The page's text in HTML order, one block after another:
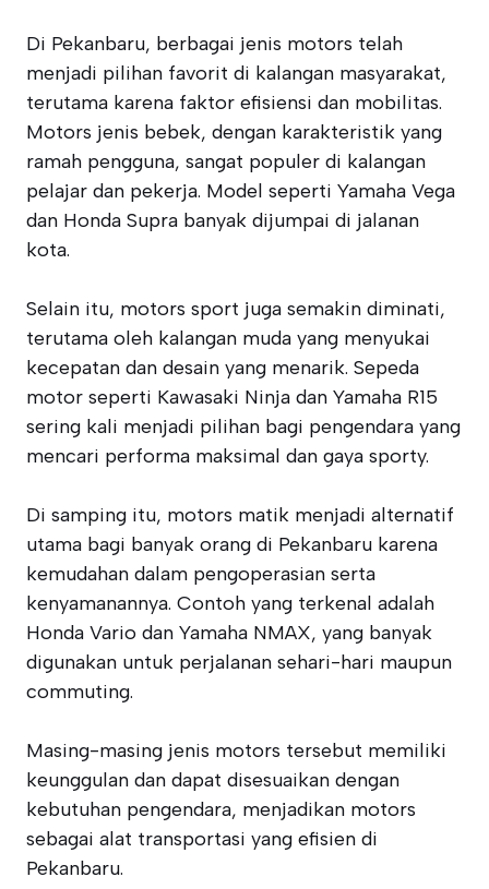
Di Pekanbaru, berbagai jenis motors telah
menjadi pilihan favorit di kalangan masyarakat,
terutama karena faktor efisiensi dan mobilitas.
Motors jenis bebek, dengan karakteristik yang
ramah pengguna, sangat populer di kalangan
pelajar dan pekerja. Model seperti Yamaha Vega
dan Honda Supra banyak dijumpai di jalanan
kota.
Selain itu, motors sport juga semakin diminati,
terutama oleh kalangan muda yang menyukai
kecepatan dan desain yang menarik. Sepeda
motor seperti Kawasaki Ninja dan Yamaha R15
sering kali menjadi pilihan bagi pengendara yang
mencari performa maksimal dan gaya sporty.
Di samping itu, motors matik menjadi alternatif
utama bagi banyak orang di Pekanbaru karena
kemudahan dalam pengoperasian serta
kenyamanannya. Contoh yang terkenal adalah
Honda Vario dan Yamaha NMAX, yang banyak
digunakan untuk perjalanan sehari-hari maupun
commuting.
Masing-masing jenis motors tersebut memiliki
keunggulan dan dapat disesuaikan dengan
kebutuhan pengendara, menjadikan motors
sebagai alat transportasi yang efisien di
Pekanbaru.